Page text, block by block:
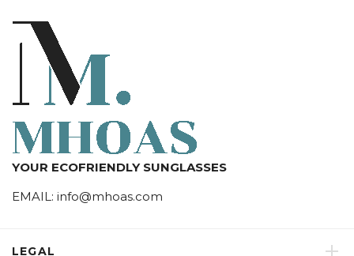
YOUR ECOFRIENDLY SUNGLASSES
EMAIL: info@mhoas.com
LEGAL